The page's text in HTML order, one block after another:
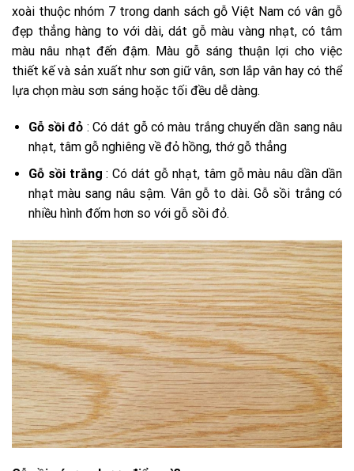
xoài thuộc nhóm 7 trong danh sách gỗ Việt Nam có vân gỗ
đẹp thẳng hàng to với dài, dát gỗ màu vàng nhạt, có tâm
màu nâu nhạt đến đậm. Màu gỗ sáng thuận lợi cho việc
thiết kế và sản xuất như sơn giữ vân, sơn lắp vân hay có thể
lựa chọn màu sơn sáng hoặc tối đều dễ dàng.
Gỗ sồi đỏ : Có dát gỗ có màu trắng chuyển dần sang nâu
nhạt, tâm gỗ nghiêng về đỏ hồng, thớ gỗ thẳng
Gỗ sồi trắng : Có dát gỗ nhạt, tâm gỗ màu nâu dần dần
nhạt màu sang nâu sậm. Vân gỗ to dài. Gỗ sồi trắng có
nhiều hình đốm hơn so với gỗ sồi đỏ.